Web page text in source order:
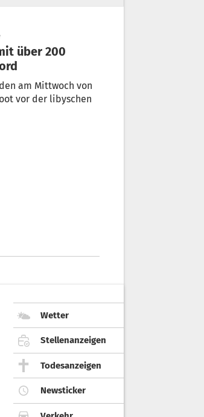
am Mittwoch von
vor der libyschen
Wetter
Stellenanzeigen
Todesanzeigen
Newsticker